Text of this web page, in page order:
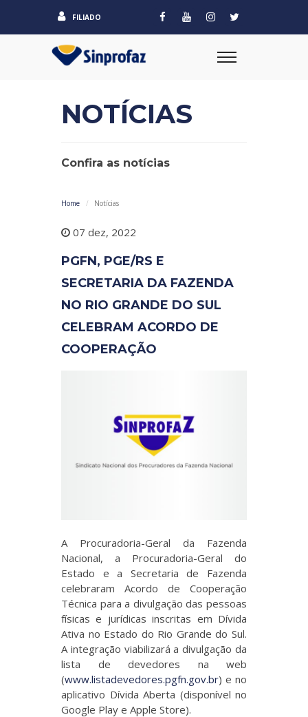
FILIADO
NOTÍCIAS
Confira as notícias
Home Notícias
07 dez, 2022
PGFN, PGE/RS E
SECRETARIA DA FAZENDA
NO RIO GRANDE DO SUL
CELEBRAM ACORDO DE
COOPERAÇÃO
A Procuradoria-Geral da Fazenda
Nacional, a Procuradoria-Geral do
Estado e a Secretaria de Fazenda
celebraram Acordo de Cooperação
Técnica para a divulgação das pessoas
físicas e jurídicas inscritas em Dívida
Ativa no Estado do Rio Grande do Sul.
A integração viabilizará a divulgação da
lista de devedores na web
(www.listadevedores.pgfn.gov.br) e no
aplicativo Dívida Aberta (disponível no
Google Play e Apple Store).